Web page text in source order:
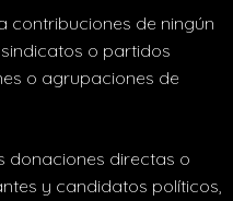
contribuciones de ningún
o partidos
o agrupaciones de
donaciones directas o
y candidatos políticos,